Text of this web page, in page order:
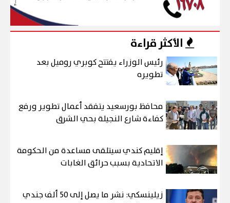
الأكثر قراءة
رئيس الوزراء يفتتح كوبري روميل بعد
تطويره
محافظ بورسعيد يتفقد أعمال تطوير ورفع
كفاءة شارع النجيلة بحي الشرق
إقليم كندي سيتلقى مساعدة من الحكومة
الاتحادية بسبب حرائق الغابات
زيلينسكي: نشر ما يصل إلى 50 ألف جندي